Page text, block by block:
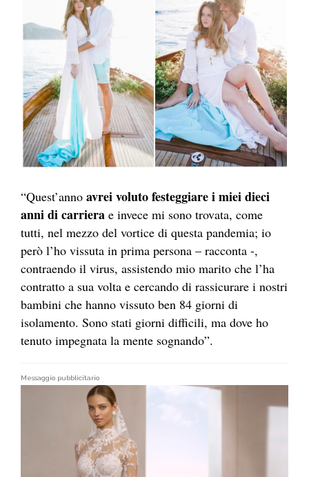
“Quest’anno avrei voluto festeggiare i miei dieci
anni di carriera e invece mi sono trovata, come
tutti, nel mezzo del vortice di questa pandemia; io
però l’ho vissuta in prima persona – racconta -,
contraendo il virus, assistendo mio marito che l’ha
contratto a sua volta e cercando di rassicurare i nostri
bambini che hanno vissuto ben 84 giorni di
isolamento. Sono stati giorni difficili, ma dove ho
tenuto impegnata la mente sognando”.
Messaggio pubblicitario